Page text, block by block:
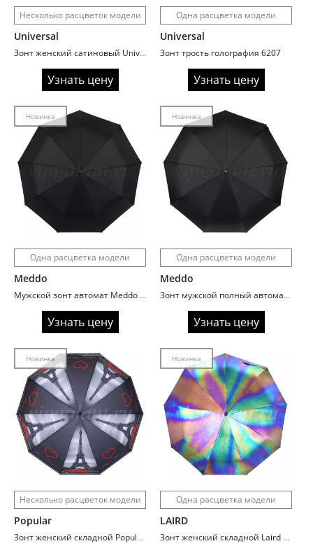
Несколько расцветок модели
Universal
Зонт женский сатиновый Universal B3852
Узнать цену
Одна расцветка модели
Universal
Зонт трость голография 6207
Узнать цену
Новинка
Одна расцветка модели
Meddo
Мужской зонт автомат Meddo 937
Узнать цену
Новинка
Одна расцветка модели
Meddo
Зонт мужской полный автомат Meddo 932
Узнать цену
Новинка
Несколько расцветок модели
Popular
Зонт женский складной Popular 246 City in Europe
Новинка
Одна расцветка модели
LAIRD
Зонт женский складной Laird L7706 Hologram